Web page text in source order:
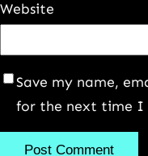
Website
Save my name,
for the next time I